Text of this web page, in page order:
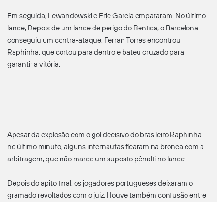
Em seguida, Lewandowski e Eric Garcia empataram. No último
lance, Depois de um lance de perigo do Benfica, o Barcelona
conseguiu um contra-ataque, Ferran Torres encontrou
Raphinha, que cortou para dentro e bateu cruzado para
garantir a vitória.
Apesar da explosão com o gol decisivo do brasileiro Raphinha
no último minuto, alguns internautas ficaram na bronca com a
arbitragem, que não marco um suposto pênalti no lance.
Depois do apito final, os jogadores portugueses deixaram o
gramado revoltados com o juiz. Houve também confusão entre